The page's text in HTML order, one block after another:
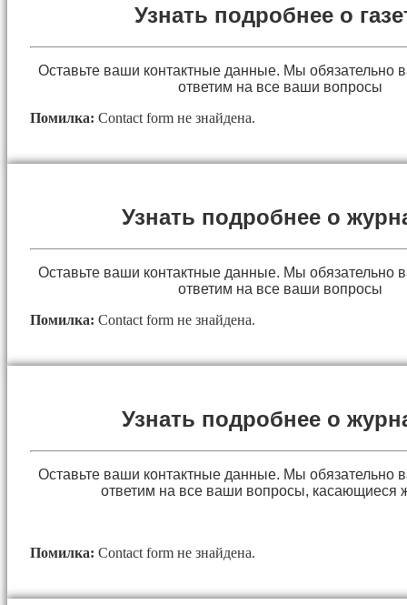
Узнать подробнее о
Оставьте ваши контактные данные. Мы обязательно
ответим на все ваши вопросы
Помилка: Contact form не знайдена.
Узнать подробнее о
Оставьте ваши контактные данные. Мы обязательно
ответим на все ваши вопросы
Помилка: Contact form не знайдена.
Узнать подробнее о
Оставьте ваши контактные данные. Мы обязательно
ответим на все ваши вопросы, касающиеся
Помилка: Contact form не знайдена.